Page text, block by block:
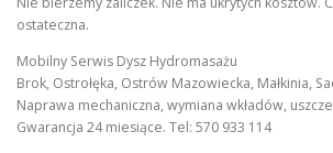
ostateczna.
Mobilny Serwis Dysz Hydromasażu
Brok, Ostrołęka, Ostrów Mazowiecka, Małkinia,
Naprawa mechaniczna, wymiana wkładów,
Gwarancja 24 miesiące. Tel: 570 933 114